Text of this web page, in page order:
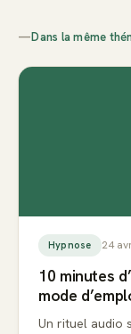
—Dans la même
Hypnose 24
10 minutes
mode
Un rituel audio